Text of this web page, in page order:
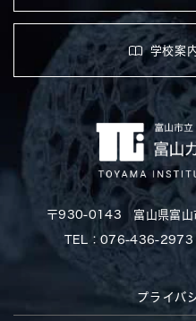
学校案
〒930-0143 富山県富山
TEL：076-436-
プライバ